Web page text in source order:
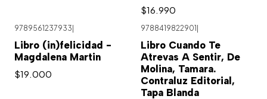
$16.990
9789561237933
Libro (in)felicidad -
Magdalena Martin
$19.000
9788419822901
Libro Cuando Te
Atrevas A Sentir, De
Molina, Tamara.
Contraluz Editorial,
Tapa Blanda